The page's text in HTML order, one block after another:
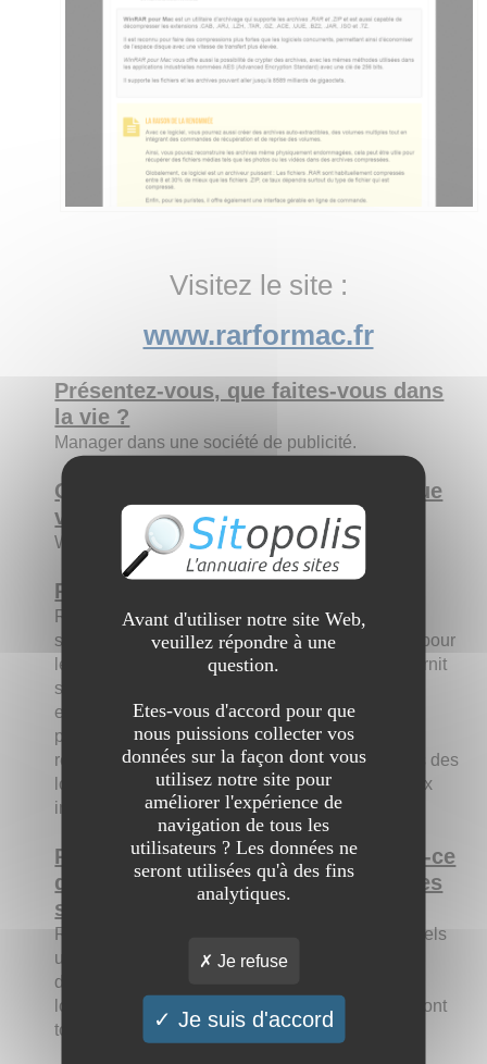
Visitez le site :
www.rarformac.fr
Présentez-vous, que faites-vous dans
la vie ?
Manager dans une société de publicité.
Qui êtes-vous par rapport au site que
vous allez nous présenter ?
Webmaster
Présentez le site aux internautes :
Rarformac propose à ses visteurs différentes
solutions de compression et de décompression pour
les systèmes MAC OSX. D'origine, l'utilitaire fournit
sur le système OSX ne permet pas de gérer les
extensions telle que RAR pour exemple. C'est
pourquoi d'autre logiciel sont nécessaire pour la
réalisation de ceci. Rarformac référence certains des
logiciels les plus connus afin de les proposer aux
internautes gratuitement.
Pourquoi est-il intéressant ? Qu'est-ce
qui pourrait le différencier des autres
sites ?
Rarformac se distingue par la sélection de logiciels
uniquement adaptés à la compression et à la
décompression de fichiers sous MACOS. Les
logiciels ont été comparé et les liens proposés sont
tous fonctionnels.
Avant d'utiliser notre site Web,
veuillez répondre à une
question.
Etes-vous d'accord pour que
nous puissions collecter vos
données sur la façon dont vous
utilisez notre site pour
améliorer l'expérience de
navigation de tous les
utilisateurs ? Les données ne
seront utilisées qu'à des fins
analytiques.
Je refuse
Je suis d'accord